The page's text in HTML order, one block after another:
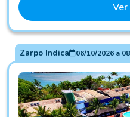
Zarpo Indica 06/10/2026a